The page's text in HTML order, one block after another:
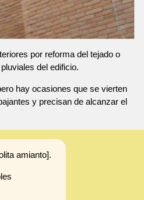
por reforma del tejado o
del edificio.
hay ocasiones que se vierten
y precisan de alcanzar el
amianto].